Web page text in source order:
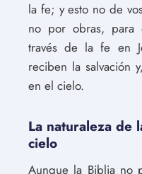
la fe; y esto no de
no por obras, para
través de la fe en
reciben la salvación
en el cielo.
La naturaleza de
cielo
Aunque la Biblia no